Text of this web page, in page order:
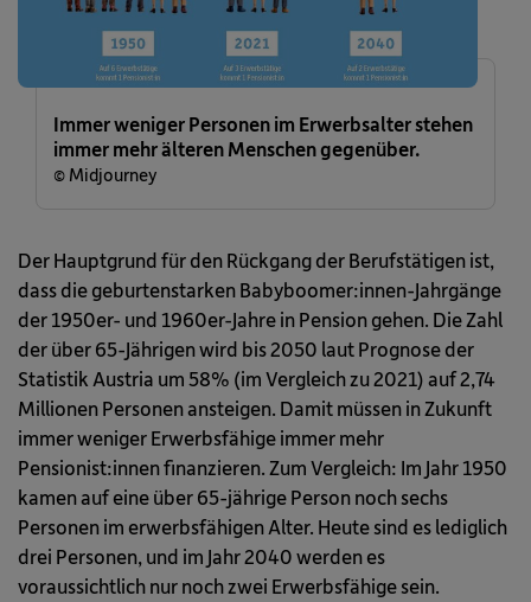
Immer weniger Personen im Erwerbsalter stehen
immer mehr älteren Menschen gegenüber.
© Midjourney
Der Hauptgrund für den Rückgang der Berufstätigen ist,
dass die geburtenstarken Babyboomer:innen-Jahrgänge
der 1950er- und 1960er-Jahre in Pension gehen. Die Zahl
der über 65-Jährigen wird bis 2050 laut Prognose der
Statistik Austria um 58% (im Vergleich zu 2021) auf 2,74
Millionen Personen ansteigen. Damit müssen in Zukunft
immer weniger Erwerbsfähige immer mehr
Pensionist:innen finanzieren. Zum Vergleich: Im Jahr 1950
kamen auf eine über 65-jährige Person noch sechs
Personen im erwerbsfähigen Alter. Heute sind es lediglich
drei Personen, und im Jahr 2040 werden es
voraussichtlich nur noch zwei Erwerbsfähige sein.